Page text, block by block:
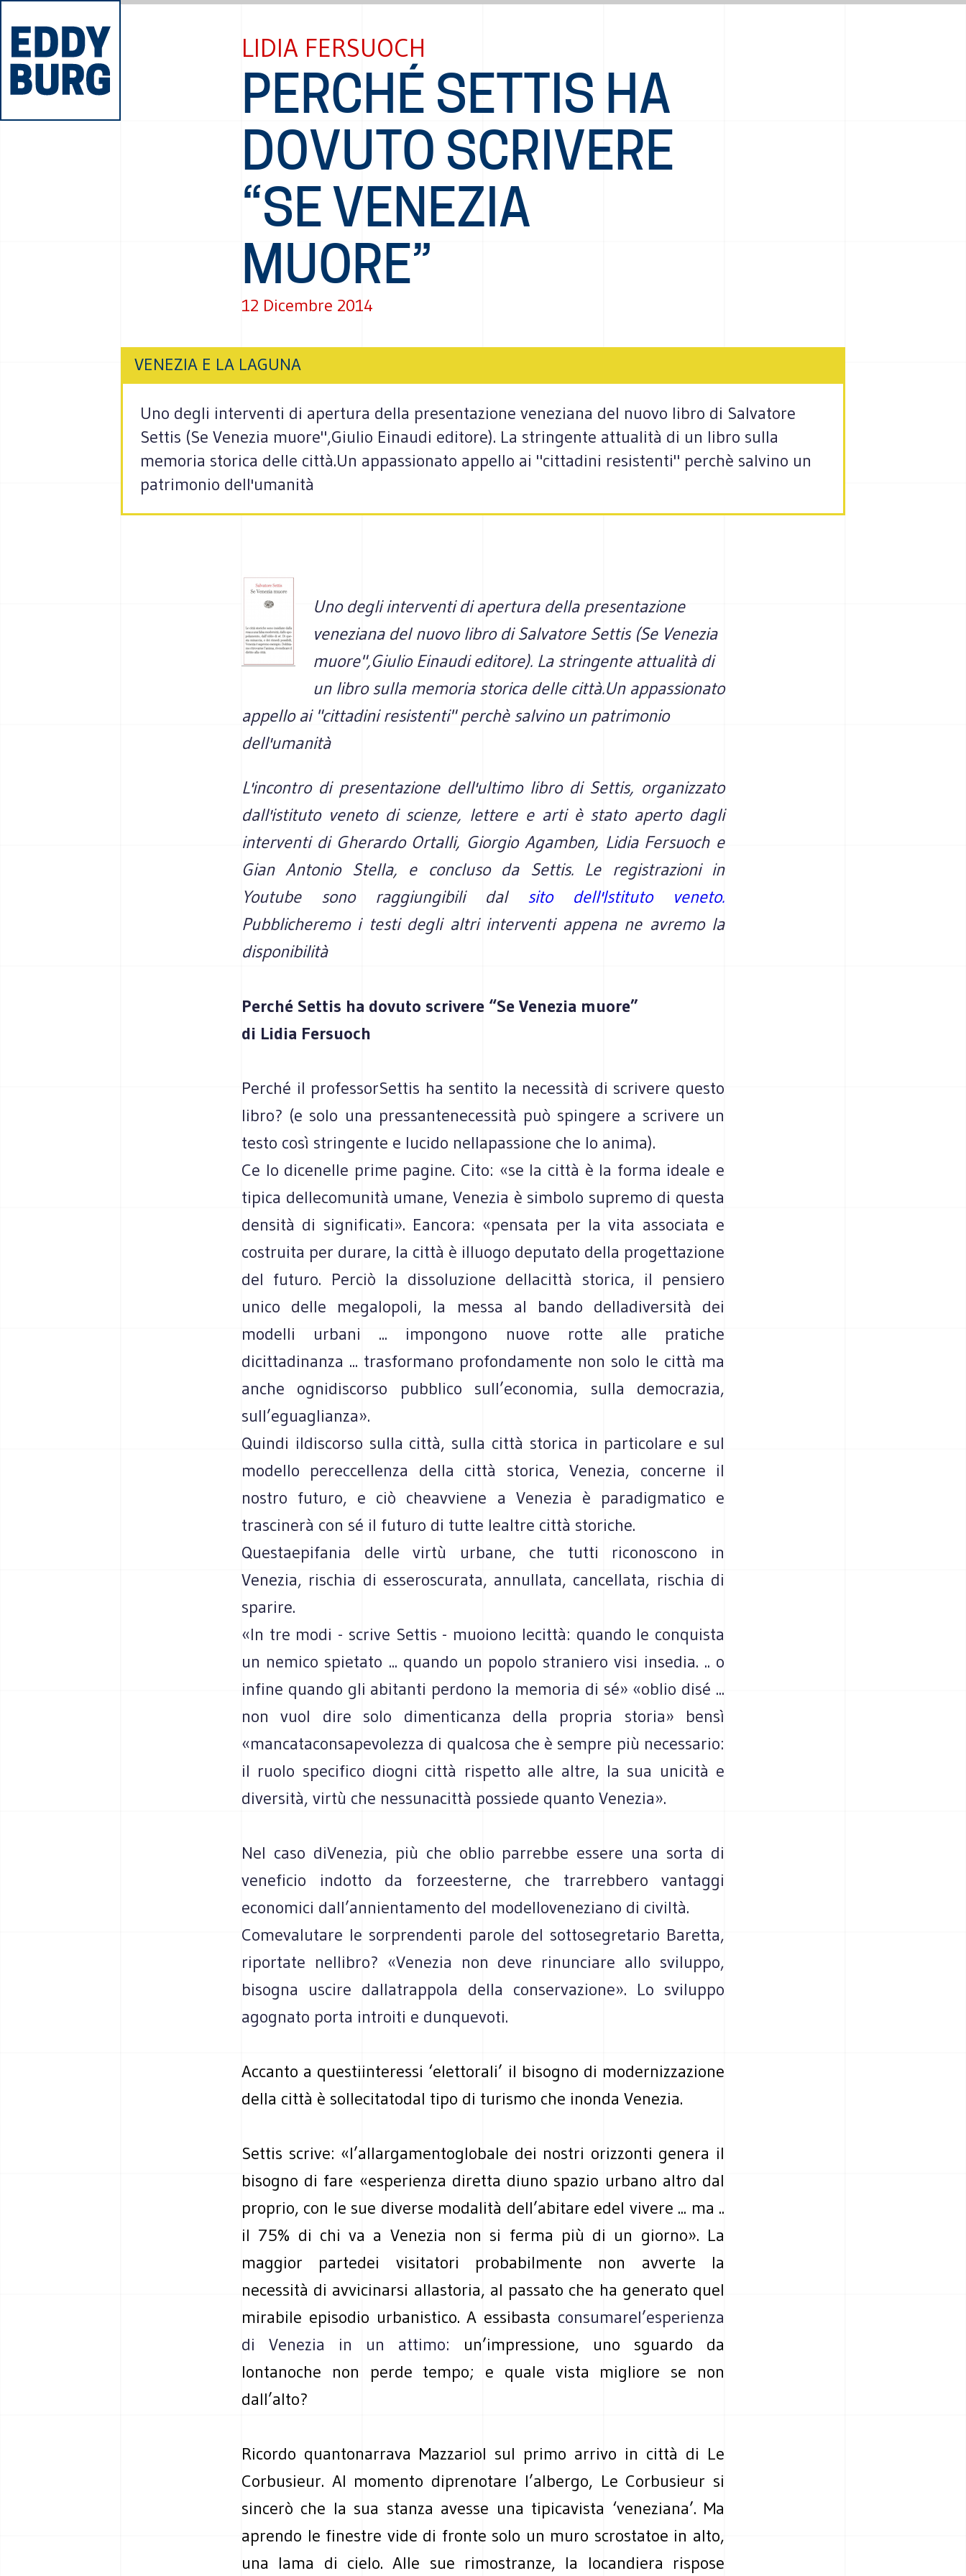
LIDIA FERSUOCH
PERCHÉ SETTIS HA
DOVUTO SCRIVERE
“SE VENEZIA
MUORE”
12 Dicembre 2014
VENEZIA E LA LAGUNA
Uno degli interventi di apertura della presentazione veneziana del nuovo libro di Salvatore
Settis (Se Venezia muore",Giulio Einaudi editore). La stringente attualità di un libro sulla
memoria storica delle città.Un appassionato appello ai "cittadini resistenti" perchè salvino un
patrimonio dell'umanità
Uno degli interventi di apertura della presentazione
veneziana del nuovo libro di Salvatore Settis (Se Venezia
muore",Giulio Einaudi editore). La stringente attualità di
un libro sulla memoria storica delle città.Un appassionato
appello ai "cittadini resistenti" perchè salvino un patrimonio
dell'umanità
L'incontro di presentazione dell'ultimo libro di Settis, organizzato
dall'istituto veneto di scienze, lettere e arti è stato aperto dagli
interventi di Gherardo Ortalli, Giorgio Agamben, Lidia Fersuoch e
Gian Antonio Stella, e concluso da Settis. Le registrazioni in
Youtube sono raggiungibili dal sito dell'Istituto veneto.
Pubblicheremo i testi degli altri interventi appena ne avremo la
disponibilità
Perché Settis ha dovuto scrivere “Se Venezia muore”
di Lidia Fersuoch
Perché il professorSettis ha sentito la necessità di scrivere questo
libro? (e solo una pressantenecessità può spingere a scrivere un
testo così stringente e lucido nellapassione che lo anima).
Ce lo dicenelle prime pagine. Cito: «se la città è la forma ideale e
tipica dellecomunità umane, Venezia è simbolo supremo di questa
densità di significati». Eancora: «pensata per la vita associata e
costruita per durare, la città è illuogo deputato della progettazione
del futuro. Perciò la dissoluzione dellacittà storica, il pensiero
unico delle megalopoli, la messa al bando delladiversità dei
modelli urbani ... impongono nuove rotte alle pratiche
dicittadinanza ... trasformano profondamente non solo le città ma
anche ognidiscorso pubblico sull’economia, sulla democrazia,
sull’eguaglianza».
Quindi ildiscorso sulla città, sulla città storica in particolare e sul
modello pereccellenza della città storica, Venezia, concerne il
nostro futuro, e ciò cheavviene a Venezia è paradigmatico e
trascinerà con sé il futuro di tutte lealtre città storiche.
Questaepifania delle virtù urbane, che tutti riconoscono in
Venezia, rischia di esseroscurata, annullata, cancellata, rischia di
sparire.
«In tre modi - scrive Settis - muoiono lecittà: quando le conquista
un nemico spietato ... quando un popolo straniero visi insedia. .. o
infine quando gli abitanti perdono la memoria di sé» «oblio disé ...
non vuol dire solo dimenticanza della propria storia» bensì
«mancataconsapevolezza di qualcosa che è sempre più necessario:
il ruolo specifico diogni città rispetto alle altre, la sua unicità e
diversità, virtù che nessunacittà possiede quanto Venezia».
Nel caso diVenezia, più che oblio parrebbe essere una sorta di
veneficio indotto da forzeesterne, che trarrebbero vantaggi
economici dall’annientamento del modelloveneziano di civiltà.
Comevalutare le sorprendenti parole del sottosegretario Baretta,
riportate nellibro? «Venezia non deve rinunciare allo sviluppo,
bisogna uscire dallatrappola della conservazione». Lo sviluppo
agognato porta introiti e dunquevoti.
Accanto a questiinteressi ‘elettorali’ il bisogno di modernizzazione
della città è sollecitatodal tipo di turismo che inonda Venezia.
Settis scrive: «l’allargamentoglobale dei nostri orizzonti genera il
bisogno di fare «esperienza diretta diuno spazio urbano altro dal
proprio, con le sue diverse modalità dell’abitare edel vivere ... ma ..
il 75% di chi va a Venezia non si ferma più di un giorno». La
maggior partedei visitatori probabilmente non avverte la
necessità di avvicinarsi allastoria, al passato che ha generato quel
mirabile episodio urbanistico. A essibasta consumarel’esperienza
di Venezia in un attimo: un’impressione, uno sguardo da
lontanoche non perde tempo; e quale vista migliore se non
dall’alto?
Ricordo quantonarrava Mazzariol sul primo arrivo in città di Le
Corbusieur. Al momento diprenotare l’albergo, Le Corbusieur si
sincerò che la sua stanza avesse una tipicavista ‘veneziana’. Ma
aprendo le finestre vide di fronte solo un muro scrostatoe in alto,
una lama di cielo. Alle sue rimostranze, la locandiera rispose